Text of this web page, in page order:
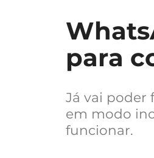
para
Já vai poder
em modo
funcionar.